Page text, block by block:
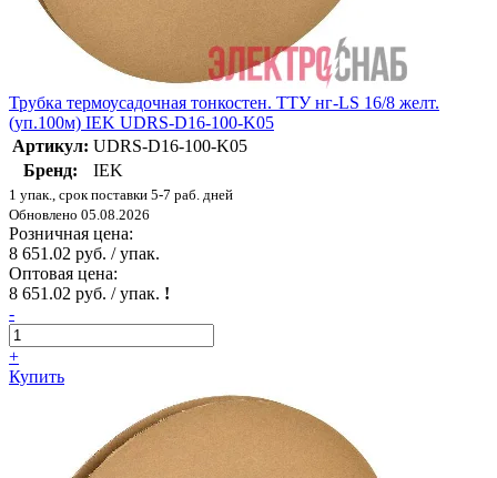
Трубка термоусадочная тонкостен. ТТУ нг-LS 16/8 желт.
(уп.100м) IEK UDRS-D16-100-K05
Артикул: UDRS-D16-100-K05
Бренд:
IEK
1 упак., срок поставки 5-7 раб. дней
Обновлено 05.08.2026
Розничная цена:
8 651.02 руб. / упак.
Оптовая цена:
8 651.02 руб. / упак. !
-
+
Купить